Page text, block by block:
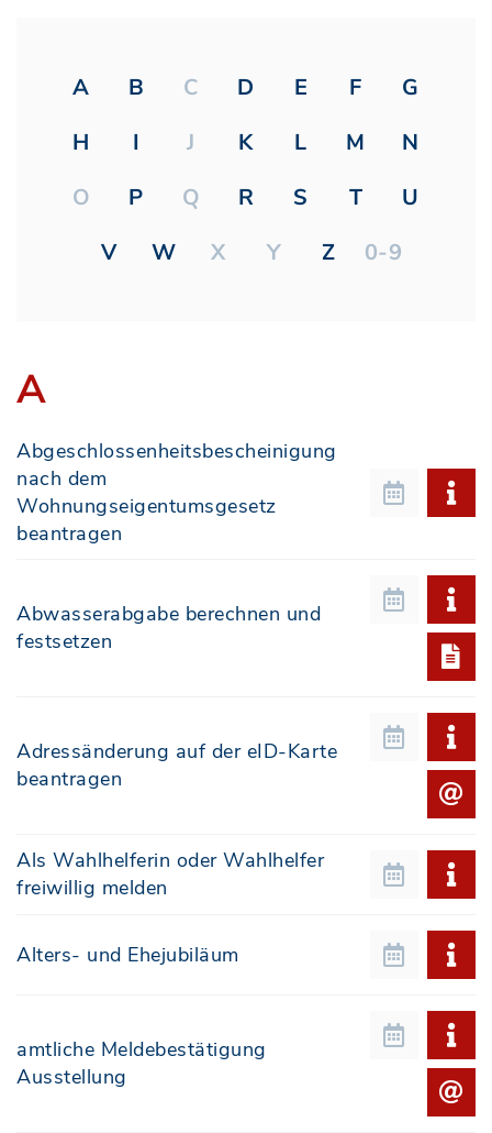
A B C D E F
G
H
I J K L M
N
O
P Q R S T
U
V
W X Y Z 0-9
A
Abgeschlossenheitsbescheinigung
nach dem
Wohnungseigentumsgesetz
beantragen
Abwasserabgabe berechnen und
festsetzen
Adressänderung auf der eID-Karte
beantragen
Als Wahlhelferin oder Wahlhelfer
freiwillig melden
Alters- und Ehejubiläum
amtliche Meldebestätigung
Ausstellung